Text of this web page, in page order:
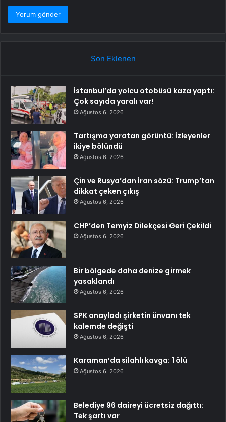
Son Eklenen
İstanbul’da yolcu otobüsü kaza yaptı:
Çok sayıda yaralı var!
Ağustos 6, 2026
Tartışma yaratan görüntü: İzleyenler
ikiye bölündü
Ağustos 6, 2026
Çin ve Rusya’dan İran sözü: Trump’tan
dikkat çeken çıkış
Ağustos 6, 2026
CHP’den Temyiz Dilekçesi Geri Çekildi
Ağustos 6, 2026
Bir bölgede daha denize girmek
yasaklandı
Ağustos 6, 2026
SPK onayladı şirketin ünvanı tek
kalemde değişti
Ağustos 6, 2026
Karaman’da silahlı kavga: 1 ölü
Ağustos 6, 2026
Belediye 96 daireyi ücretsiz dağıttı:
Tek şartı var